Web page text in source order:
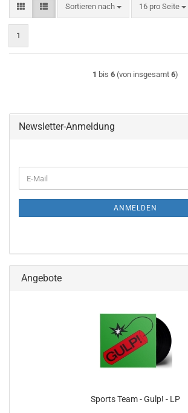
Sortieren nach
Sortieren nach 16 pro Seite
pro Seite
1
1 bis 6 (von insgesamt 6)
Newsletter-Anmeldung
ZUR
E-
Mail
ANMELDEN
Angebote
Sports Team - Gulp! - LP